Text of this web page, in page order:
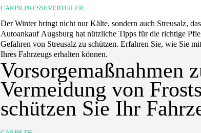
CARPR PRESSEVERTEILER
Der Winter bringt nicht nur Kälte, sondern auch Streusalz,
Autoankauf Augsburg hat nützliche Tipps für die richtige
Gefahren von Streusalz zu schützen. Erfahren Sie, wie Sie
Ihres Fahrzeugs erhalten können.
Vorsorgemaßnahmen
Vermeidung von
schützen Sie Ihr